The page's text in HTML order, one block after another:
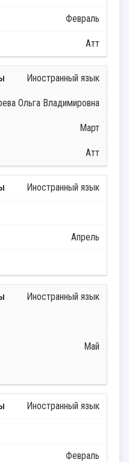
Февраль
Атт
Иностранный язык
Ольга Владимировна
Март
Атт
Иностранный язык
Апрель
Иностранный язык
Май
Иностранный язык
Февраль